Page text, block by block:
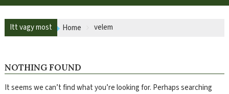
Itt vagy most Home velem
NOTHING FOUND
It seems we can’t find what you’re looking for. Perhaps searching